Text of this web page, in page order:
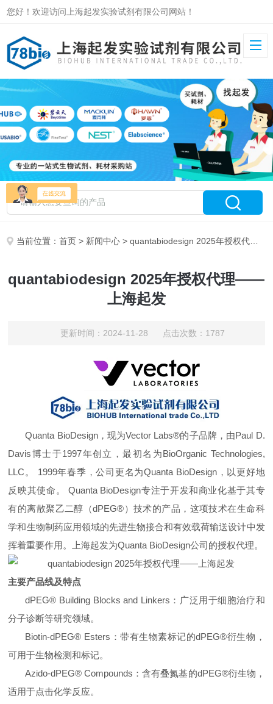
您好！欢迎访问上海起发实验试剂有限公司网站！
当前位置：首页 > 新闻中心 > quantabiodesign 2025年授权代理——上海起发
quantabiodesign 2025年授权代理——
上海起发
更新时间：2024-11-28 点击次数：1787
Quanta BioDesign，现为Vector Labs®的子品牌，由Paul D.
Davis博士于1997年创立，最初名为BioOrganic Technologies,
LLC。 1999年春季，公司更名为Quanta BioDesign，以更好地
反映其使命。 Quanta BioDesign专注于开发和商业化基于其专
有的离散聚乙二醇（dPEG®）技术的产品，这项技术在生命科
学和生物制药应用领域的先进生物接合和有效载荷输送设计中发
挥着重要作用。上海起发为Quanta BioDesign公司的授权代理。
主要产品线及特点
dPEG® Building Blocks and Linkers： 广泛用于细胞治疗和
分子诊断等研究领域。
Biotin-dPEG® Esters：带有生物素标记的dPEG®衍生物，
可用于生物检测和标记。
Azido-dPEG® Compounds：含有叠氮基的dPEG®衍生物，
适用于点击化学反应。